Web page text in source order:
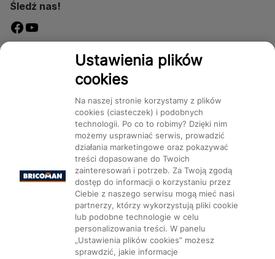
Śledź nas!
Dostępność
Kategorie Produkty Marki CMS
Ustawienia plików cookie
Ustawienia plików
cookies
Na naszej stronie korzystamy z plików
cookies (ciasteczek) i podobnych
technologii. Po co to robimy? Dzięki nim
możemy usprawniać serwis, prowadzić
działania marketingowe oraz pokazywać
treści dopasowane do Twoich
zainteresowań i potrzeb. Za Twoją zgodą
dostęp do informacji o korzystaniu przez
Ciebie z naszego serwisu mogą mieć nasi
partnerzy, którzy wykorzystują pliki cookie
lub podobne technologie w celu
personalizowania treści. W panelu
„Ustawienia plików cookies” możesz
sprawdzić, jakie informacje